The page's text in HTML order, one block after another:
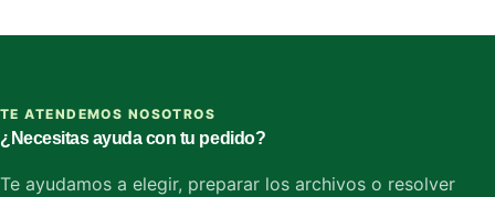
TE ATENDEMOS NOSOTROS
¿Necesitas ayuda con tu pedido?
Te ayudamos a elegir, preparar los archivos o resolver